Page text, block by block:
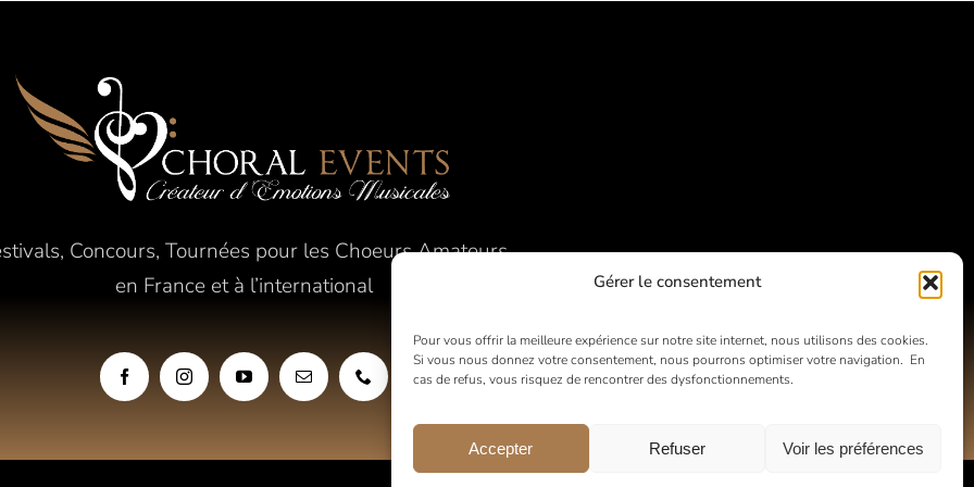
Gérer le consentement
Pour vous offrir la meilleure expérience sur notre site internet, nous utilisons des cookies.
Si vous nous donnez votre consentement, nous pourrons optimiser votre navigation. En
cas de refus, vous risquez de rencontrer des dysfonctionnements.
Accepter Refuser Voir les préférences
Concours, Tournées pour les Choeurs Amateurs
en France et à l’international